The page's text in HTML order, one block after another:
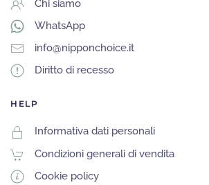
Chi siamo
WhatsApp
info@nipponchoice.it
Diritto di recesso
HELP
Informativa dati personali
Condizioni generali di vendita
Cookie policy